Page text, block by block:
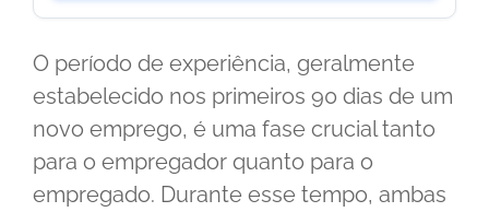
O período de experiência, geralmente
estabelecido nos primeiros 90 dias de um
novo emprego, é uma fase crucial tanto
para o empregador quanto para o
empregado. Durante esse tempo, ambas